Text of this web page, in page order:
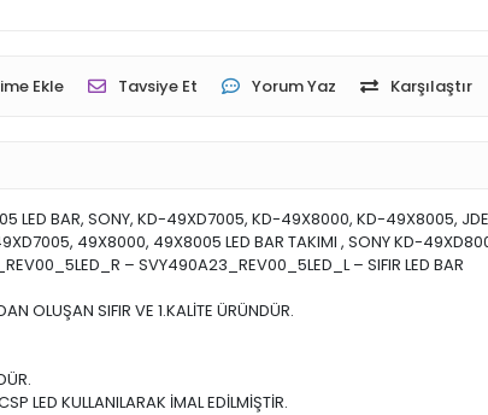
Ekle Tavsiye Et Yorum Yaz Karşılaştır
BAR, SONY, KD-49XD7005, KD-49X8000, KD-49X8005, JDE
49X8000, 49X8005 LED BAR TAKIMI , SONY KD-
– SVY490A23_REV00_5LED_L – SIFIR LED BAR
OLUŞAN SIFIR VE 1.KALİTE ÜRÜNDÜR.
LED KULLANILARAK İMAL EDİLMİŞTİR.